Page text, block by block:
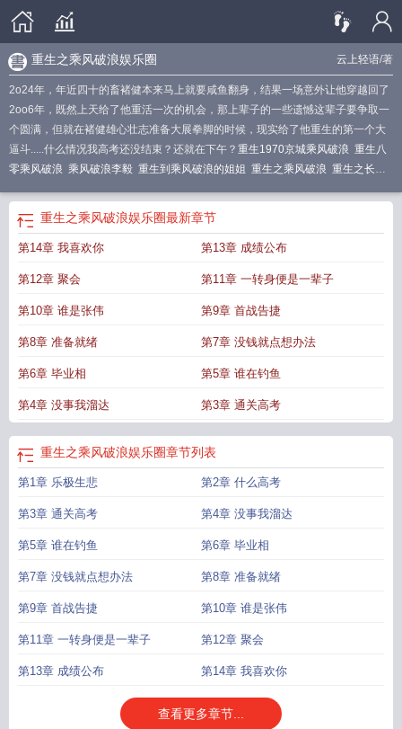
云上轻语/著
重生之乘风破浪娱乐圈
2o24年，年近四十的畜褚健本来马上就要咸鱼翻身，结果一场意外让他穿越回了
2oo6年，既然上天给了他重活一次的机会，那上辈子的一些遗憾这辈子要争取一
个圆满，但就在褚健雄心壮志准备大展拳脚的时候，现实给了他重生的第一个大
逼斗.....什么情况我高考还没结束？还就在下午？ 重生1970京城乘风破浪 重生八
零乘风破浪 乘风破浪李毅 重生到乘风破浪的姐姐 重生之乘风破浪 重生之长风
生之乘风破浪娱乐圈 重生之乘风破浪.txt 重生参加乘风破浪的姐姐
浪短剧免费观看
浪笔趣阁 重生之我在八十年代乘风破浪重生八零之乘风破浪
嫂嫂
重生九零乘风破浪的姐姐 我在娱乐圈乘风破浪重生之乘风破浪的姐姐
生乘风破浪的姐姐们导师
重生乘风破浪短剧全集播放乘风破浪重生李毅
重生之乘风破浪娱乐圈最新章节
第14章 我喜欢你 第13章 成绩公布
第12章 聚会 第11章 一转身便是一辈子
第10章 谁是张伟 第9章 首战告捷
第8章 准备就绪 第7章 没钱就点想办法
第6章 毕业相 第5章 谁在钓鱼
第4章 没事我溜达 第3章 通关高考
重生之乘风破浪娱乐圈章节列表
第1章 乐极生悲 第2章 什么高考
第3章 通关高考 第4章 没事我溜达
第5章 谁在钓鱼 第6章 毕业相
第7章 没钱就点想办法 第8章 准备就绪
第9章 首战告捷 第10章 谁是张伟
第11章 一转身便是一辈子 第12章 聚会
第13章 成绩公布 第14章 我喜欢你
查看更多章节...